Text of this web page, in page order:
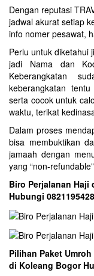
Dengan reputasi
jadwal akurat setiap
info nomer pesawat,
Perlu untuk diketahui
jadi Nama dan
Keberangkatan
keberangkatan
serta cocok untuk
waktu, terikat
Dalam proses
bisa membuktikan
jamaah dengan
yang “non-
Biro Perjalanan Haji
Hubungi
Pilihan Paket
di Koleang Bogor